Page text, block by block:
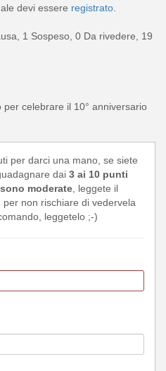
devi essere registrato.
1 Sospeso, 0 Da rivedere, 19
per celebrare il 10° anniversario
per darci una mano, se siete
dai 3 ai 10 punti
moderate, leggete il
per non rischiare di vedervela
leggetelo ;-)